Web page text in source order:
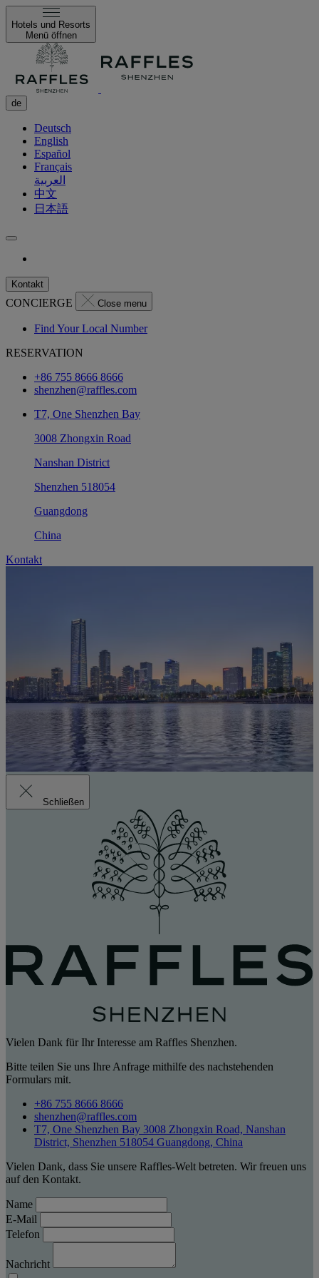
Hotels und Resorts
Menü öffnen
de
Deutsch
English
Español
Français
العربية
中文
日本語
Kontakt
CONCIERGE Close menu
Find Your Local Number
RESERVATION
+86 755 8666 8666
shenzhen@raffles.com
T7, One Shenzhen Bay
3008 Zhongxin Road
Nanshan District
Shenzhen 518054
Guangdong
China
Kontakt
Schließen
Vielen Dank für Ihr Interesse am Raffles Shenzhen.
Bitte teilen Sie uns Ihre Anfrage mithilfe des nachstehenden
Formulars mit.
+86 755 8666 8666
shenzhen@raffles.com
T7, One Shenzhen Bay 3008 Zhongxin Road, Nanshan
District, Shenzhen 518054 Guangdong, China
Vielen Dank, dass Sie unsere Raffles-Welt betreten. Wir freuen uns
auf den Kontakt.
Name
E-Mail
Telefon
Nachricht